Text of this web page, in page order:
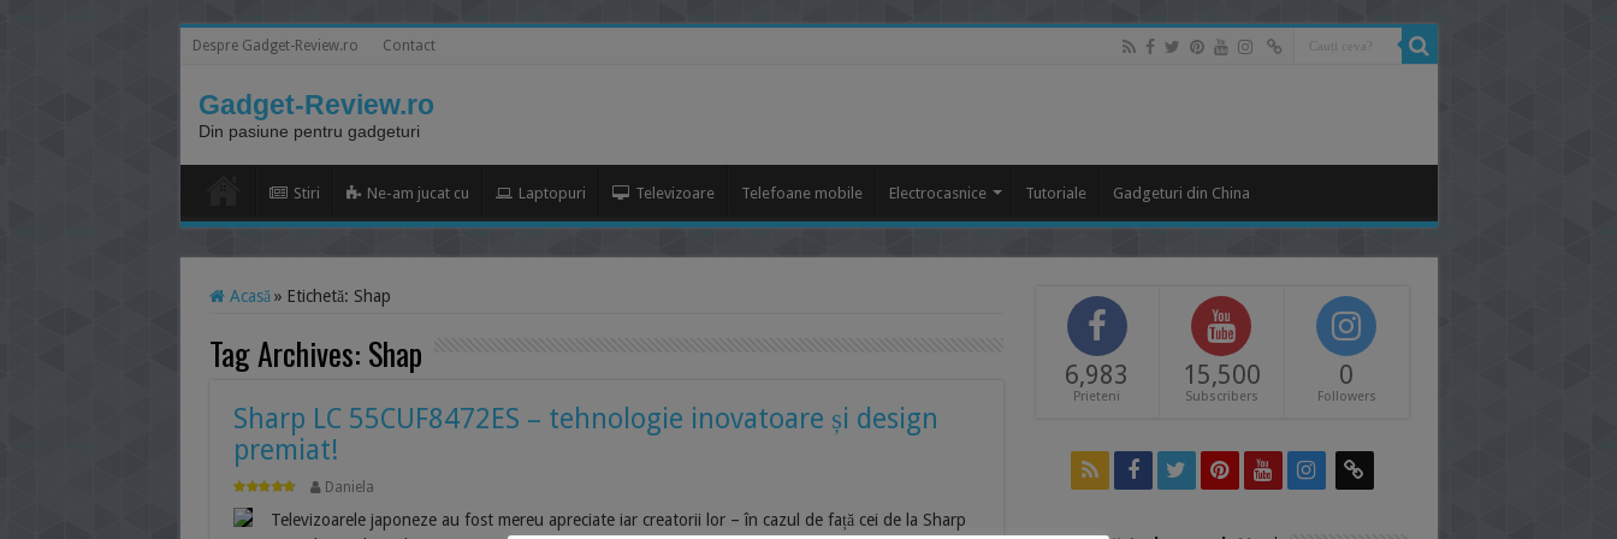
Despre Gadget-Review.ro Contact
Gadget-Review.ro
Din pasiune pentru gadgeturi
Stiri Ne-am jucat cu Laptopuri Televizoare Telefoane mobile Electrocasnice Tutoriale Gadgeturi din China
Acasă » Etichetă: Shap
Tag Archives: Shap
Sharp LC 55CUF8472ES – tehnologie inovatoare și design
premiat!
Daniela
Televizoarele japoneze au fost mereu apreciate iar creatorii lor – în cazul de față cei de la Sharp
6,983
Prieteni
15,500
Subscribers
0
Followers